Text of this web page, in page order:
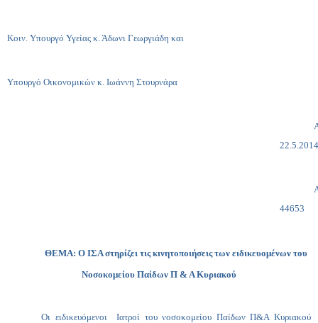
Κοιν. Υπουργό Υγείας κ. Άδωνι Γεωργιάδη και
Υπουργό Οικονομικών κ. Ιωάννη Στουρνάρα
22.5.2014
44653
ΘΕΜΑ: Ο ΙΣΑ στηρίζει τις κινητοποιήσεις των ειδικευομένων του
Νοσοκομείου Παίδων Π & Α Κυριακού
Οι ειδικευόμενοι Ιατροί του νοσοκομείου Παίδων Π&Α Κυριακού